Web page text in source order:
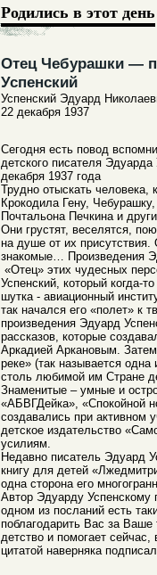
Родились в этот день
Отец Чебурашки —
Успенский
Успенский Эдуард
22 декабря 1937
Сегодня есть повод
детского писателя
декабря 1937 года
Трудно отыскать
Крокодила Гену,
Почтальона Печкина и
Они грустят, веселятся,
на душе от их
знакомые… Произведения
«Отец» этих чудесных
Успенский, который когда-
шутка - авиационный
так начался его «полет» к
произведения Эдуард
рассказов, которые
Аркадией Аркановым.
реке» (так называется одна
столь любимой им Стране
Знаменитые – умные и
«АБВГДейка», «Спокойной
создавались при активном
детское издательство
усилиям.
Недавно писатель Эдуард
книгу для детей
одна сторона его
Автор Эдуарду
одном из посланий есть
поблагодарить Вас за
детство и помогает
цитатой наверняка